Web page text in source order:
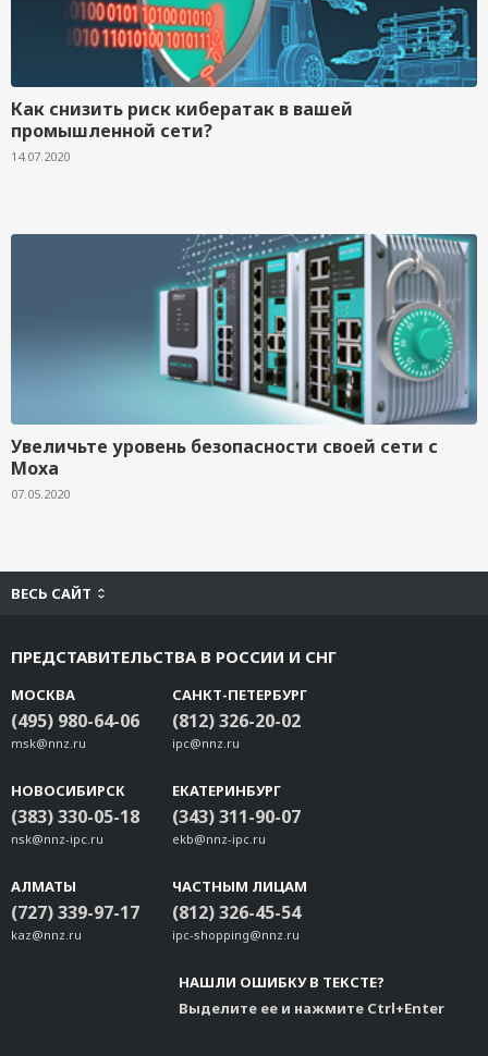
Как снизить риск кибератак в вашей
промышленной сети?
14.07.2020
Увеличьте уровень безопасности своей сети с
Moxa
07.05.2020
ВЕСЬ САЙТ
ПРЕДСТАВИТЕЛЬСТВА В РОССИИ И СНГ
МОСКВА
(495) 980-64-06
msk@nnz.ru
САНКТ-ПЕТЕРБУРГ
(812) 326-20-02
ipc@nnz.ru
НОВОСИБИРСК
(383) 330-05-18
nsk@nnz-ipc.ru
ЕКАТЕРИНБУРГ
(343) 311-90-07
ekb@nnz-ipc.ru
АЛМАТЫ
(727) 339-97-17
kaz@nnz.ru
ЧАСТНЫМ ЛИЦАМ
(812) 326-45-54
ipc-shopping@nnz.ru
НАШЛИ ОШИБКУ В ТЕКСТЕ?
Выделите ее и нажмите Ctrl+Enter